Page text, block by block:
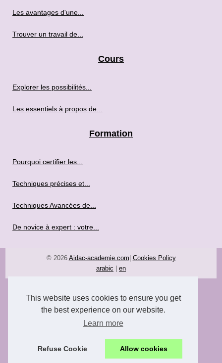
This website uses cookies to ensure you get
the best experience on our website.
Learn more
Refuse Cookie Allow cookies
Les avantages d'une...
Trouver un travail de...
Cours
Explorer les possibilités...
Les essentiels à propos de...
Formation
Pourquoi certifier les...
Techniques précises et...
Techniques Avancées de...
De novice à expert : votre...
© 2026 Aidac-academie.com| Cookies Policy
arabic | en